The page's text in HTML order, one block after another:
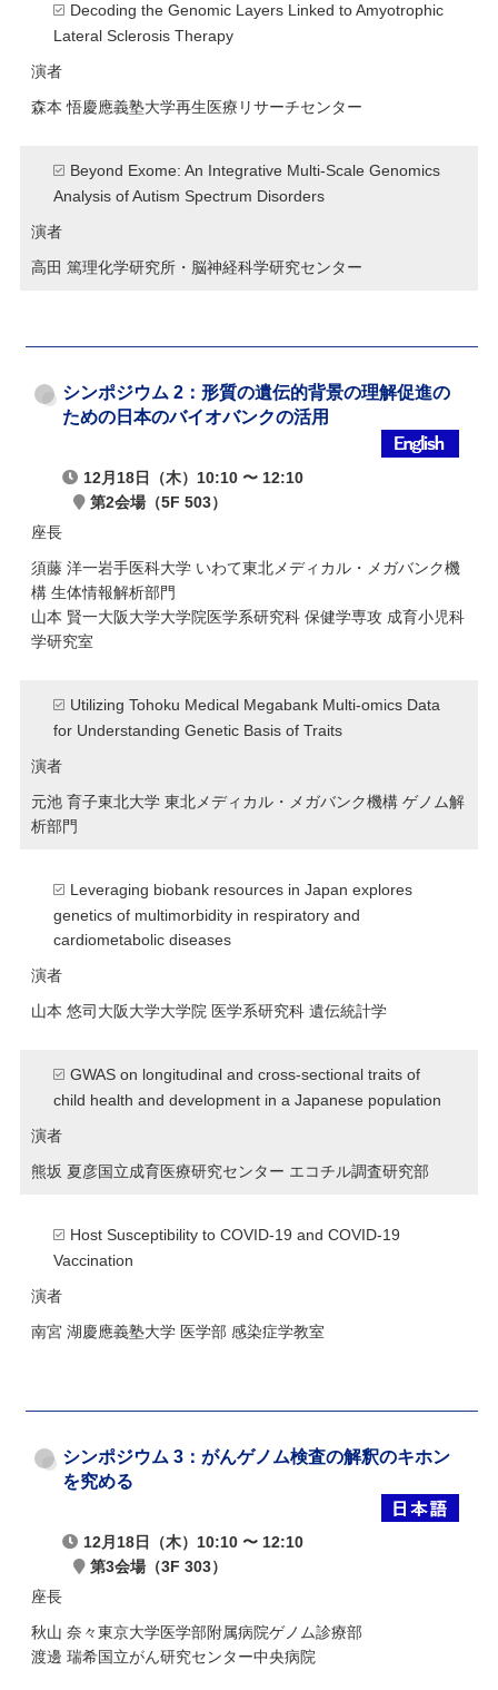
Decoding the Genomic Layers Linked to Amyotrophic
Lateral Sclerosis Therapy
演者
森本 悟慶應義塾大学再生医療リサーチセンター
Beyond Exome: An Integrative Multi-Scale Genomics
Analysis of Autism Spectrum Disorders
演者
高田 篤理化学研究所・脳神経科学研究センター
シンポジウム 2：形質の遺伝的背景の理解促進の
ための日本のバイオバンクの活用
12月18日（木）10:10 〜 12:10
第2会場（5F 503）
座長
須藤 洋一岩手医科大学 いわて東北メディカル・メガバンク機
構 生体情報解析部門
山本 賢一大阪大学大学院医学系研究科 保健学専攻 成育小児科
学研究室
Utilizing Tohoku Medical Megabank Multi-omics Data
for Understanding Genetic Basis of Traits
演者
元池 育子東北大学 東北メディカル・メガバンク機構 ゲノム解
析部門
Leveraging biobank resources in Japan explores
genetics of multimorbidity in respiratory and
cardiometabolic diseases
演者
山本 悠司 大阪大学大学院 医学系研究科 遺伝統計学
GWAS on longitudinal and cross-sectional traits of
child health and development in a Japanese population
演者
熊坂 夏彦国立成育医療研究センター エコチル調査研究部
Host Susceptibility to COVID-19 and COVID-19
Vaccination
演者
南宮 湖慶應義塾大学 医学部 感染症学教室
シンポジウム 3：がんゲノム検査の解釈のキホン
を究める
12月18日（木）10:10 〜 12:10
第3会場（3F 303）
座長
秋山 奈々東京大学医学部附属病院ゲノム診療部
渡邊 瑞希国立がん研究センター中央病院